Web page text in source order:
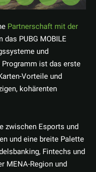
Partnerschaft mit der
das PUBG MOBILE
und
ist das erste
Vorteile und
kohärenten
zwischen Esports und
und eine breite Palette
Fintechs und
MENA-Region und